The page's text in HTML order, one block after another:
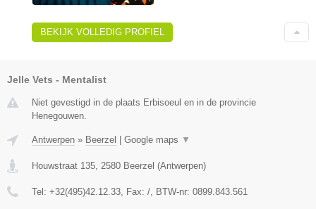
BEKIJK VOLLEDIG PROFIEL
Jelle Vets - Mentalist
Niet gevestigd in de plaats Erbisoeul en in de provincie
Henegouwen.
Antwerpen » Beerzel | Google maps ▼
Houwstraat 135 2580 Beerzel (Antwerpen)
Tel: +32(495)42.12.33 , Fax: / , BTW-nr: 0899.843.561